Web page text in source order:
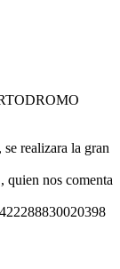
realizara la gran
nos comenta